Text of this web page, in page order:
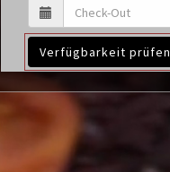
Verfügbarkeit prüfen